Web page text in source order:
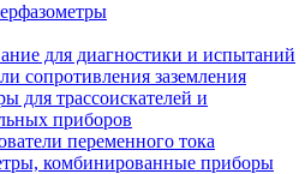
для диагностики и испытаний
сопротивления заземления
для трассоискателей и
приборов
переменного тока
комбинированные приборы